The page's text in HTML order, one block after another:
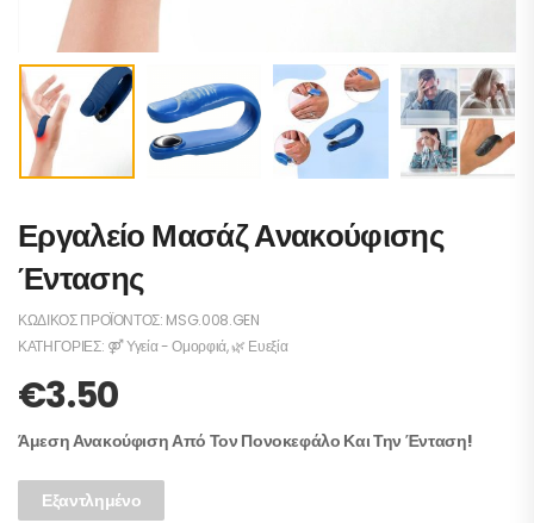
Εργαλείο Μασάζ Ανακούφισης
Έντασης
ΚΩΔΙΚΌΣ ΠΡΟΪΌΝΤΟΣ: MSG.008.GEN
ΚΑΤΗΓΟΡΊΕΣ: ⚤ Υγεία - Ομορφιά,🌿 Ευεξία
€3.50
Άμεση Ανακούφιση Από Τον Πονοκεφάλο Και Την Ένταση!
Εξαντλημένο